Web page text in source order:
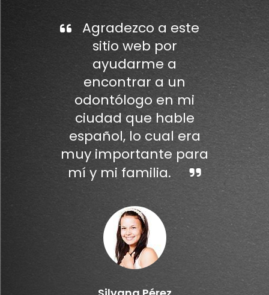
Agradezco a este
sitio web por
ayudarme a
encontrar a un
odontólogo en mi
ciudad que hable
español, lo cual era
muy importante para
mí y mi familia.